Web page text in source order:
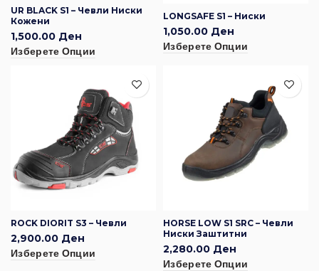
UR BLACK S1 – Чевли Ниски
Кожени
1,500.00 Ден
Изберете Опции
LONGSAFE S1 – Ниски
1,050.00 Ден
Изберете Опции
ROCK DIORIT S3 – Чевли
2,900.00 Ден
Изберете Опции
HORSE LOW S1 SRC – Чевли
Ниски Заштитни
2,280.00 Ден
Изберете Опции